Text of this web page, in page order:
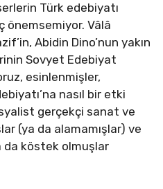
Türk edebiyatı
önemsemiyor. Vâlâ
Abidin Dino’nun yakın
Sovyet Edebiyat
esinlenmişler,
nasıl bir etki
gerçekçi sanat ve
(ya da alamamışlar) ve
da köstek olmuşlar